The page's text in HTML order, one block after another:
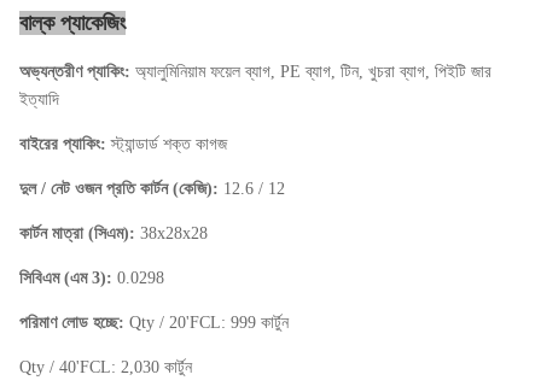
বাল্ক প্যাকেজিং
অভ্যন্তরীণ প্যাকিং: অ্যালুমিনিয়াম ফয়েল ব্যাগ, PE ব্যাগ, টিন, খুচরা ব্যাগ, পিইটি জার
ইত্যাদি
বাইরের প্যাকিং: স্ট্যান্ডার্ড শক্ত কাগজ
দুল / নেট ওজন প্রতি কার্টন (কেজি): 12.6 / 12
কার্টন মাত্রা (সিএম): 38x28x28
সিবিএম (এম 3): 0.0298
পরিমাণ লোড হচ্ছে: Qty / 20'FCL: 999 কার্টুন
Qty / 40'FCL: 2,030 কার্টুন